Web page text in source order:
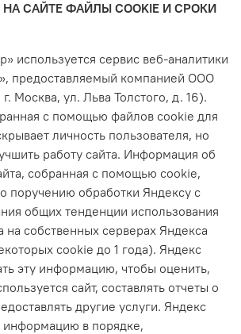
САЙТЕ ФАЙЛЫ COOKIE И СРОКИ
используется сервис веб-аналитики
предоставляемый компанией ООО
Москва, ул. Льва Толстого, д. 16).
с помощью файлов cookie для
личность пользователя, но
работу сайта. Информация об
собранная с помощью cookie,
поручению обработки Яндексу с
общих тенденции использования
на собственных серверах Яндекса
cookie до 1 года). Яндекс
эту информацию, чтобы оценить,
сайт, составлять отчеты о
другие услуги. Яндекс
информацию в порядке,